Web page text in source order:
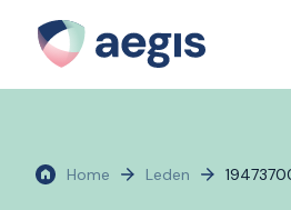
Home Leden